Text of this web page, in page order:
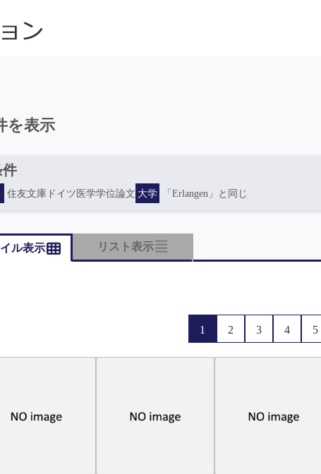
を表示
件
住友文庫ドイツ医学学位論文 大学 「Erlangen」と同じ
ル表示 リスト表示
1 2 3 4 5